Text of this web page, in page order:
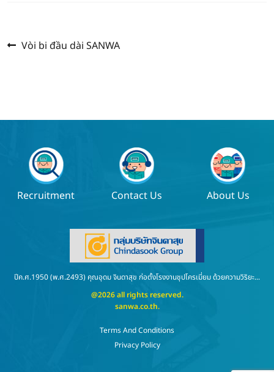
แนะแนว
Previous
Vòi bi đầu dài SANWA
Recruitment Contact Us About Us
ปีค.ศ.1950 (พ.ศ.2493) คุณอุดม จินดาสุข ก่อตั้งโรงงานชุปโครเมี่ยม ด้วยความวิริยะ...
@2026 all rights reserved.
sanwa.co.th.
Terms And Conditions
Privacy Policy